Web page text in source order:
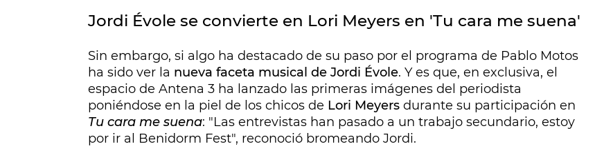
Jordi Évole se convierte en Lori Meyers en 'Tu cara me suena'
Sin embargo, si algo ha destacado de su paso por el programa de Pablo Motos
ha sido ver la nueva faceta musical de Jordi Évole. Y es que, en exclusiva, el
espacio de Antena 3 ha lanzado las primeras imágenes del periodista
poniéndose en la piel de los chicos de Lori Meyers durante su participación en
Tu cara me suena: "Las entrevistas han pasado a un trabajo secundario, estoy
por ir al Benidorm Fest", reconoció bromeando Jordi.